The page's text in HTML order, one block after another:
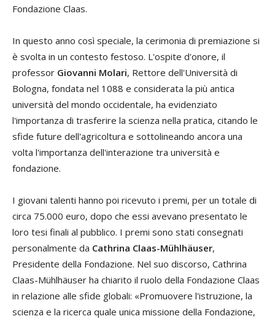
Fondazione Claas.
In questo anno così speciale, la cerimonia di premiazione si
è svolta in un contesto festoso. L'ospite d'onore, il
professor Giovanni Molari, Rettore dell'Università di
Bologna, fondata nel 1088 e considerata la più antica
università del mondo occidentale, ha evidenziato
l'importanza di trasferire la scienza nella pratica, citando le
sfide future dell'agricoltura e sottolineando ancora una
volta l'importanza dell'interazione tra università e
fondazione.
I giovani talenti hanno poi ricevuto i premi, per un totale di
circa 75.000 euro, dopo che essi avevano presentato le
loro tesi finali al pubblico. I premi sono stati consegnati
personalmente da Cathrina Claas-Mühlhäuser,
Presidente della Fondazione. Nel suo discorso, Cathrina
Claas-Mühlhäuser ha chiarito il ruolo della Fondazione Claas
in relazione alle sfide globali: «Promuovere l'istruzione, la
scienza e la ricerca quale unica missione della Fondazione,